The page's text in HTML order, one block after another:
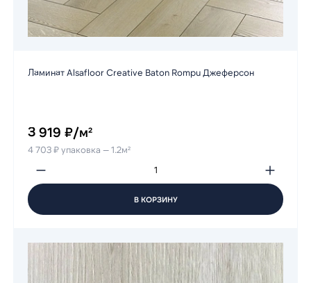
Ламинат Alsafloor Creative Baton Rompu Джеферсон
3 919 ₽/м²
4 703 ₽ упаковка — 1.2м²
В КОРЗИНУ